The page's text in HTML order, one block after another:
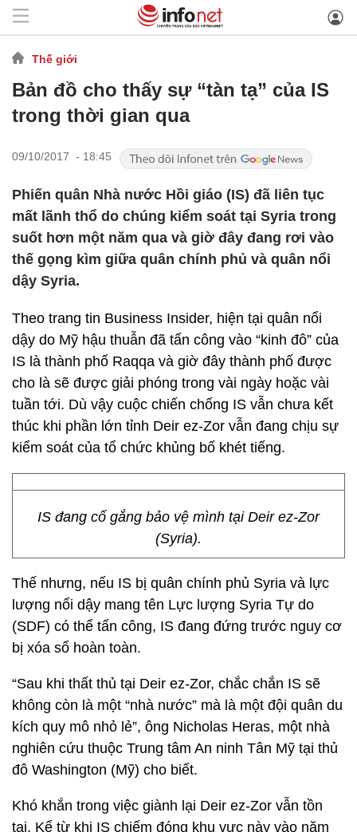
Thế giới
Bản đồ cho thấy sự “tàn tạ” của IS
trong thời gian qua
09/10/2017 - 18:45
Phiến quân Nhà nước Hồi giáo (IS) đã liên tục
mất lãnh thổ do chúng kiểm soát tại Syria trong
suốt hơn một năm qua và giờ đây đang rơi vào
thế gọng kìm giữa quân chính phủ và quân nổi
dậy Syria.
Theo trang tin Business Insider, hiện tại quân nổi
dậy do Mỹ hậu thuẫn đã tấn công vào “kinh đô” của
IS là thành phố Raqqa và giờ đây thành phố được
cho là sẽ được giải phóng trong vài ngày hoặc vài
tuần tới. Dù vậy cuộc chiến chống IS vẫn chưa kết
thúc khi phần lớn tỉnh Deir ez-Zor vẫn đang chịu sự
kiểm soát của tổ chức khủng bố khét tiếng.
IS đang cố gắng bảo vệ mình tại Deir ez-Zor
(Syria).
Thế nhưng, nếu IS bị quân chính phủ Syria và lực
lượng nổi dậy mang tên Lực lượng Syria Tự do
(SDF) có thể tấn công, IS đang đứng trước nguy cơ
bị xóa sổ hoàn toàn.
“Sau khi thất thủ tại Deir ez-Zor, chắc chắn IS sẽ
không còn là một “nhà nước” mà là một đội quân du
kích quy mô nhỏ lẻ”, ông Nicholas Heras, một nhà
nghiên cứu thuộc Trung tâm An ninh Tân Mỹ tại thủ
đô Washington (Mỹ) cho biết.
Khó khắn trong việc giành lại Deir ez-Zor vẫn tồn
tại. Kể từ khi IS chiếm đóng khu vực này vào năm